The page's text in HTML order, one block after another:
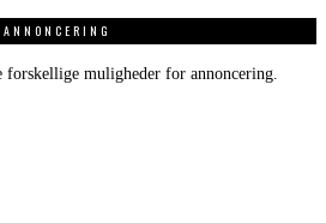
ANNONCERING
muligheder for annoncering.